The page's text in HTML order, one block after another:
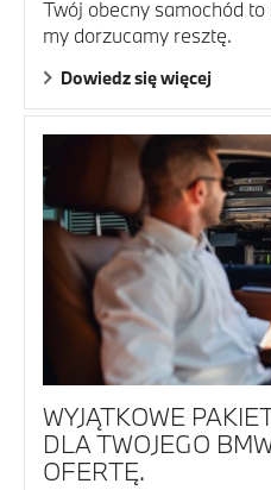
Twój obecny samochód
my dorzucamy resztę.
Dowiedz się więcej
WYJĄTKOWE
DLA TWOJEGO
OFERTĘ.